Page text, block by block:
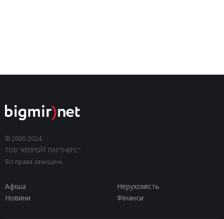
© 2000-2024,
ТОВ "КЕПРЕЙТ ПАРТНЕРС".
Всі права захищені.
Афіша
Нерухомість
Новини
Фінанси